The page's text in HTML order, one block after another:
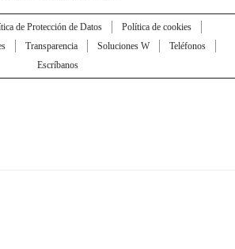
de Protección de Datos
Política de cookies
Transparencia Soluciones W
Teléfonos
Escríbanos